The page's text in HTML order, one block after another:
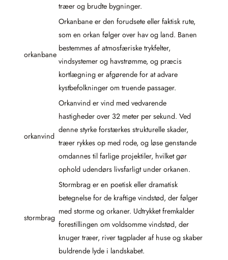
træer og brudte bygninger.
orkanbane
Orkanbane er den forudsete eller faktisk rute,
som en orkan følger over hav og land. Banen
bestemmes af atmosfæriske trykfelter,
vindsystemer og havstrømme, og præcis
kortlægning er afgørende for at advare
kystbefolkninger om truende passager.
orkanvind
Orkanvind er vind med vedvarende
hastigheder over 32 meter per sekund. Ved
denne styrke forstærkes strukturelle skader,
træer rykkes op med rode, og løse genstande
omdannes til farlige projektiler, hvilket gør
ophold udendørs livsfarligt under orkanen.
stormbrag
Stormbrag er en poetisk eller dramatisk
betegnelse for de kraftige vindstød, der følger
med storme og orkaner. Udtrykket fremkalder
forestillingen om voldsomme vindstød, der
knuger træer, river tagplader af huse og skaber
buldrende lyde i landskabet.